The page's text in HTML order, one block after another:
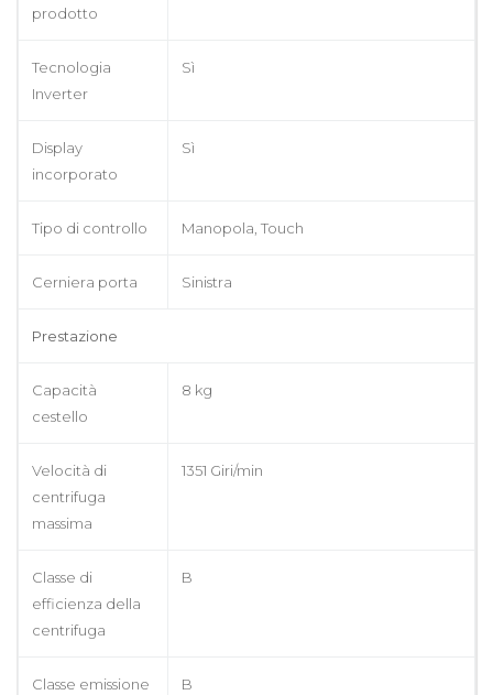
prodotto
Tecnologia
Inverter
Sì
Display
incorporato
Sì
Tipo di controllo Manopola, Touch
Cerniera porta Sinistra
Prestazione
Capacità
cestello
8 kg
Velocità di
centrifuga
massima
1351 Giri/min
Classe di
efficienza della
centrifuga
B
Classe emissione
B